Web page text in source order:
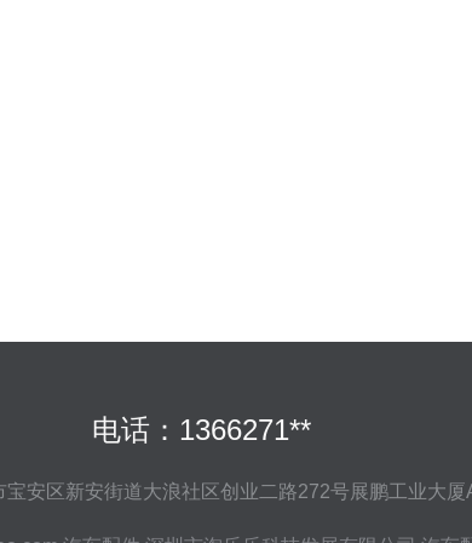
电话：1366271**
宝安区新安街道大浪社区创业二路272号展鹏工业大厦